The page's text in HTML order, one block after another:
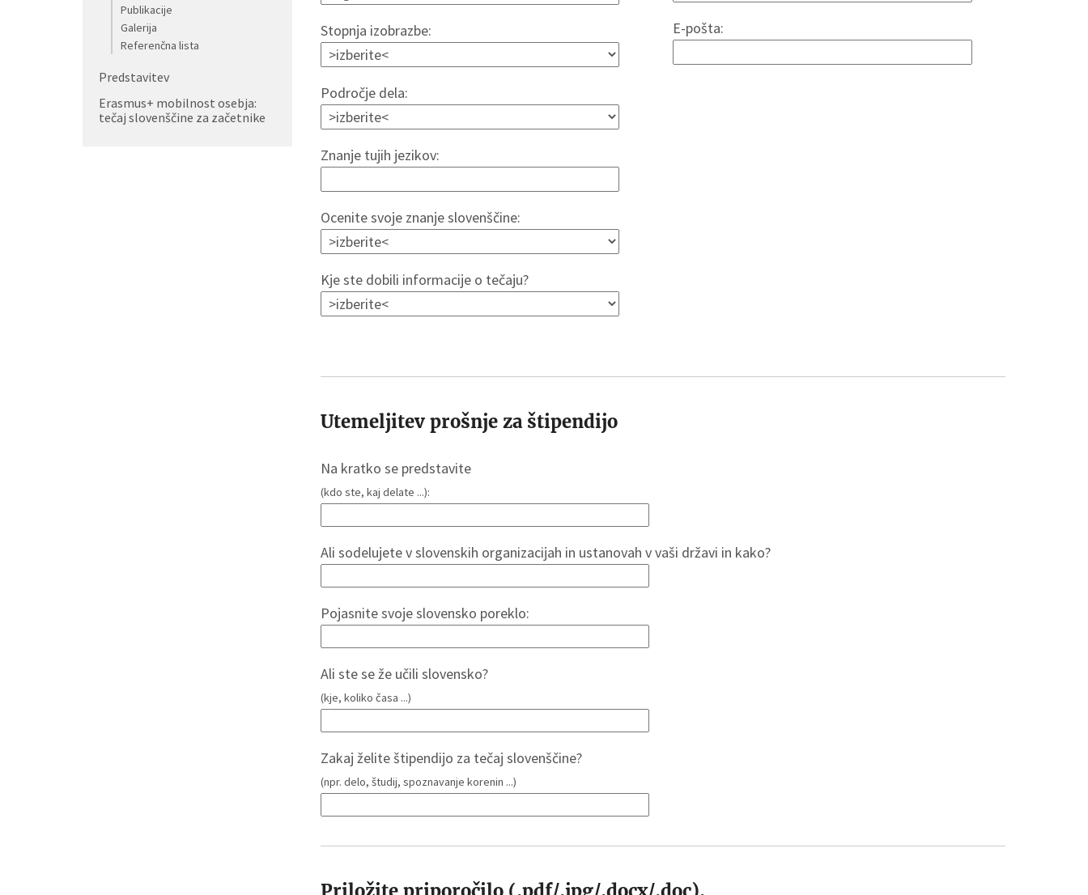
Publikacije
Galerija
Referenčna lista
Predstavitev
Erasmus+ mobilnost osebja:
tečaj slovenščine za začetnike
Stopnja izobrazbe:
Področje dela:
Znanje tujih jezikov:
Ocenite svoje znanje slovenščine:
Kje ste dobili informacije o tečaju?
E-pošta:
Utemeljitev prošnje za štipendijo
Na kratko se predstavite
(kdo ste, kaj delate ...):
Ali sodelujete v slovenskih organizacijah in ustanovah v vaši državi in kako?
Pojasnite svoje slovensko poreklo:
Ali ste se že učili slovensko?
(kje, koliko časa ...)
Zakaj želite štipendijo za tečaj slovenščine?
(npr. delo, študij, spoznavanje korenin ...)